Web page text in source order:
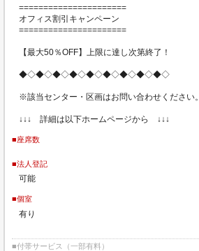
======================
オフィス割引キャンペーン
======================
【最大50％OFF】上限に達し次第終了！
◆◇◆◇◆◇◆◇◆◇◆◇◆◇◆◇◆◇
※該当センター・区画はお問い合わせください。
↓↓↓ 詳細は以下ホームページから ↓↓↓
■座席数
■法人登記
可能
■個室
有り
■付帯サービス（一部有料）